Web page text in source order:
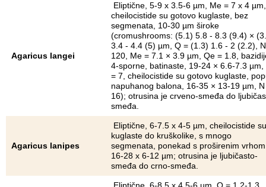
Agaricus langei
Eliptične, 5-9 x 3.5-6 µm, Me = 7 x 4 µm,
cheilocistide su gotovo kuglaste, bez
segmenata, 10-30 µm široke
(cromushrooms: (5.1) 5.8 - 8.3 (9.4) ×
3.4 - 4.4 (5) µm, Q = (1.3) 1.6 - 2 (2.2),
120, Me = 7.1 × 3.9 µm, Qe = 1.8,
4-sporne, batinaste, 19-24 × 6.6-7.3 µm,
= 7, cheilocistide su gotovo kuglaste,
napuhanog balona, 16-35 × 13-19 µm, N
16); otrusina je crveno-smeđa do
smeđa.
Agaricus lanipes
Eliptične, 6-7.5 x 4-5 µm, cheilocistide su
kuglaste do kruškolike, s mnogo
segmenata, ponekad s proširenim
16-28 x 6-12 µm; otrusina je ljubičasto-
smeđa do crno-smeđa.